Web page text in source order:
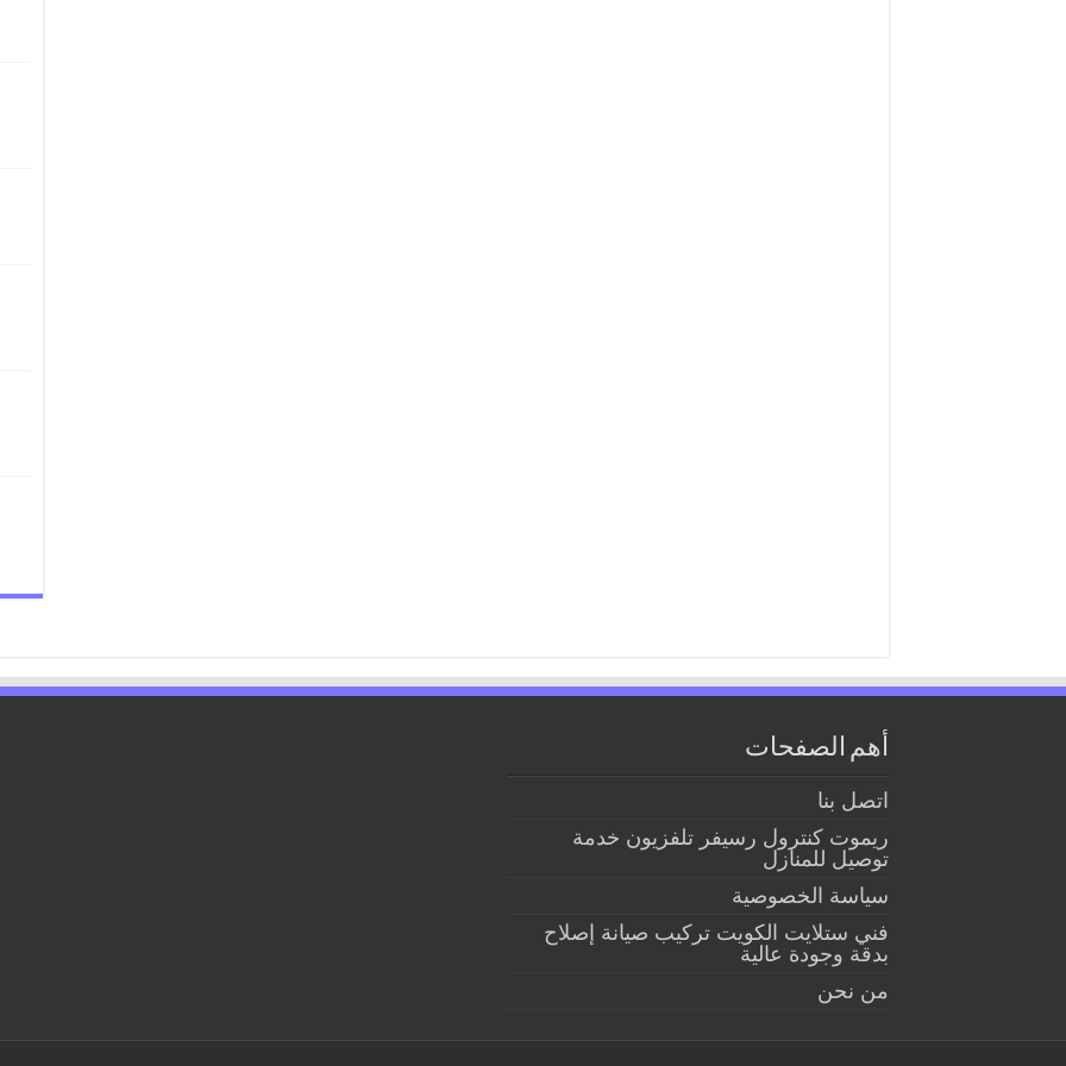
أهم الصفحات
اتصل بنا
ريموت كنترول رسيفر تلفزيون خدمة
توصيل للمنازل
سياسة الخصوصية
فني ستلايت الكويت تركيب صيانة إصلاح
بدقة وجودة عالية
من نحن